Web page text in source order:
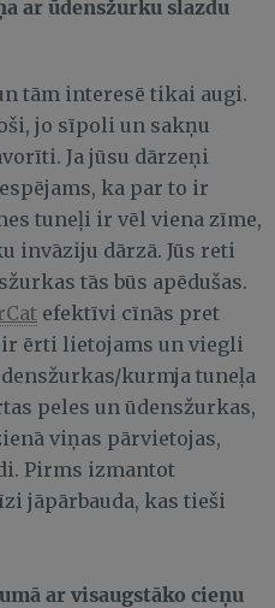
ar ūdensžurku slazdu
tām interesē tikai augi.
jo sīpoli un sakņu
Ja jūsu dārzeņi
ka par to ir
tuneļi ir vēl viena zīme,
invāziju dārzā. Jūs reti
tās būs apēdušas.
efektīvi cīnās pret
ir ērti lietojams un viegli
kurmja tuneļa
peles un ūdensžurkas,
viņas pārvietojas,
Pirms izmantot
jāpārbauda, kas tieši
ar visaugstāko cieņu